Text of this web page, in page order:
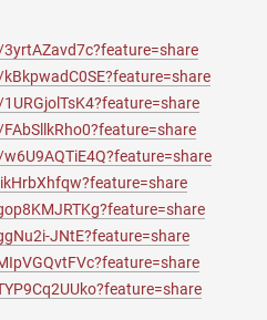
JNtE?feature=share